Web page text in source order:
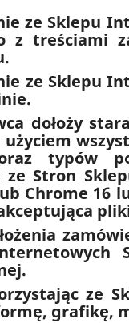
ze Sklepu
z treściami
ze Sklepu
dołoży
typów
ze Stron
Chrome 16
ze
grafikę,